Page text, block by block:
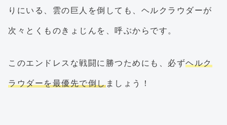
りにいる、雲の巨人を倒しても、ヘルクラウダーが
次々とくものきょじんを、呼ぶからです。
このエンドレスな戦闘に勝つためにも、必ずヘルク
ラウダーを最優先で倒しましょう！